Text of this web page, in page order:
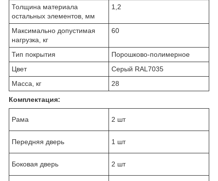
Толщина материала
остальных элементов, мм
1,2
Максимально допустимая
нагрузка, кг
60
Тип покрытия
Порошково-полимерное
Цвет
Серый RAL7035
Масса, кг
28
Комплектация:
Рама 2 шт
Передняя дверь 1 шт
Боковая дверь 2 шт